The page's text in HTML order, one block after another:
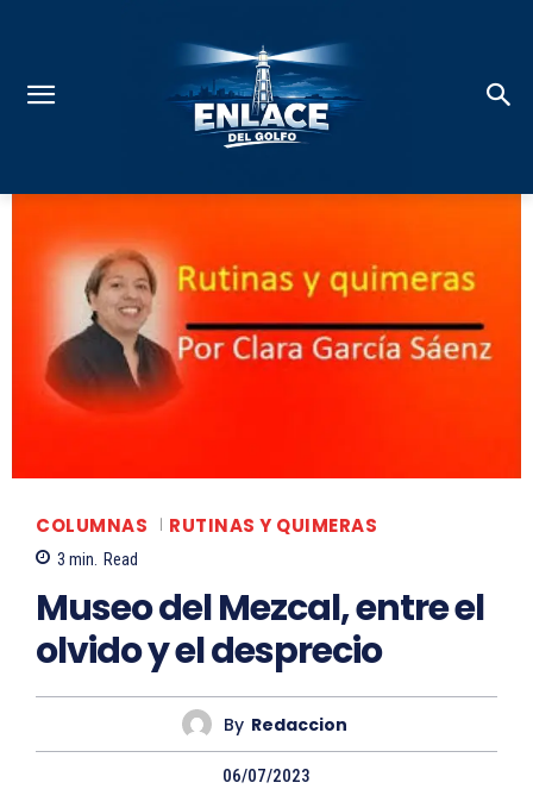
COLUMNAS RUTINAS Y QUIMERAS
3 min. Read
Museo del Mezcal, entre el
olvido y el desprecio
By Redaccion
06/07/2023